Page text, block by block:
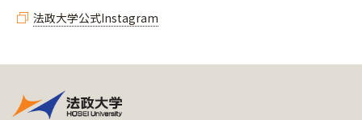
法政大学公式Instagram